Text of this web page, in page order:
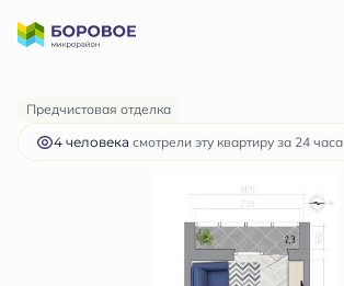
Студия20.9 м
Ипотекаот 8 582 руб.
Предчистовая отделка
4 человекa смотрели эту квартиру за 24 часа